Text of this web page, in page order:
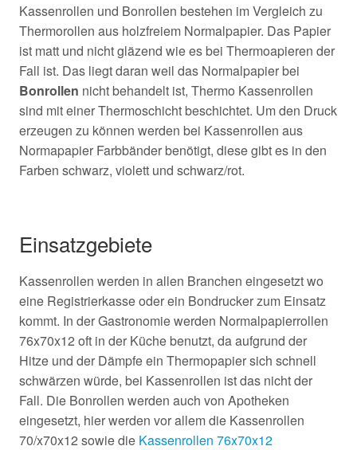
Kassenrollen und Bonrollen bestehen im Vergleich zu
Thermorollen aus holzfreiem Normalpapier. Das Papier
ist matt und nicht gläzend wie es bei Thermoapieren der
Fall ist. Das liegt daran weil das Normalpapier bei
Bonrollen nicht behandelt ist, Thermo Kassenrollen
sind mit einer Thermoschicht beschichtet. Um den Druck
erzeugen zu können werden bei Kassenrollen aus
Normapapier Farbbänder benötigt, diese gibt es in den
Farben schwarz, violett und schwarz/rot.
Einsatzgebiete
Kassenrollen werden in allen Branchen eingesetzt wo
eine Registrierkasse oder ein Bondrucker zum Einsatz
kommt. In der Gastronomie werden Normalpapierrollen
76x70x12 oft in der Küche benutzt, da aufgrund der
Hitze und der Dämpfe ein Thermopapier sich schnell
schwärzen würde, bei Kassenrollen ist das nicht der
Fall. Die Bonrollen werden auch von Apotheken
eingesetzt, hier werden vor allem die Kassenrollen
70/x70x12 sowie die Kassenrollen 76x70x12